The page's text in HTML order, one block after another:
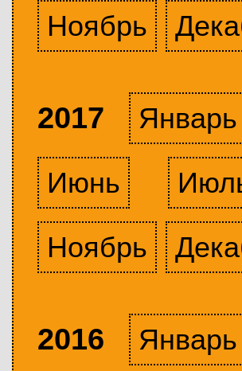
Ноябрь
2017 Январь
Июнь
Ноябрь
2016 Январь